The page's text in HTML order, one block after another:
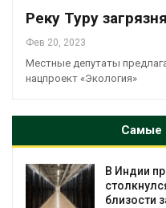
Реку Туру
Фев 20, 2023
Местные депутаты
нацпроект «Экология»
Самые
В Индии
близости